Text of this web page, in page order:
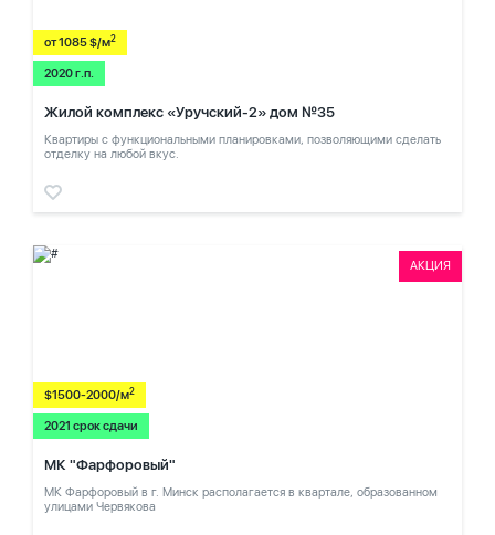
от 1085 $/м2
2020 г.п.
Жилой комплекс «Уручский-2» дом №35
Квартиры с функциональными планировками, позволяющими сделать
отделку на любой вкус.
АКЦИЯ
$1500-2000/м2
2021 срок сдачи
МК "Фарфоровый"
МК Фарфоровый в г. Минск располагается в квартале, образованном
улицами Червякова